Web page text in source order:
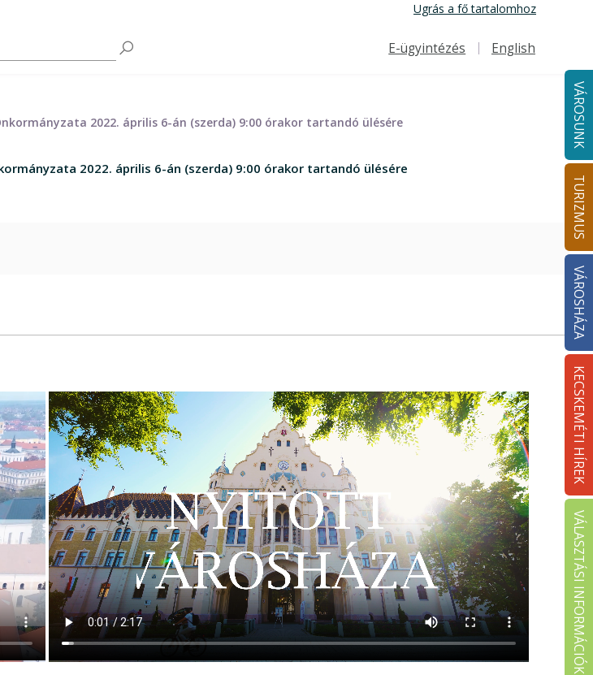
Ugrás a fő tartalomhoz
Felső navigáció
E-ügyintézés English
VÁROSUNK
TURIZMUS
VÁROSHÁZA
KECSKEMÉTI HÍREK
VÁLASZTÁSI INFORMÁCIÓK
2022. április 6-án (szerda) 9:00 órakor tartandó ülésére
2022. április 6-án (szerda) 9:00 órakor tartandó ülésére